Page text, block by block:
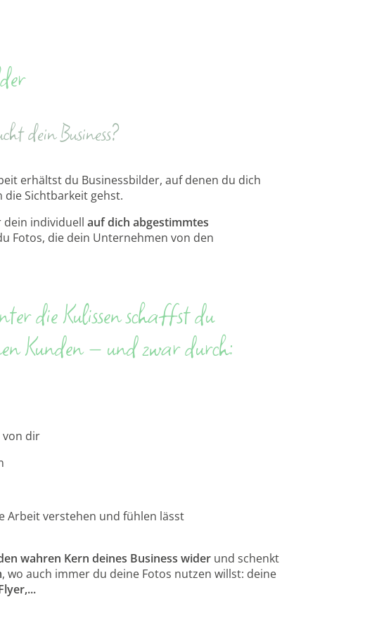
dein Business?
erhältst du Businessbilder, auf denen du dich
Sichtbarkeit gehst.
dein individuell auf dich abgestimmtes
Fotos, die dein Unternehmen von den
die Kulissen schaffst du
Kunden – und zwar durch:
dir
Arbeit verstehen und fühlen lässt
wahren Kern deines Business widerund schenkt
, wo auch immer du deine Fotos nutzen willst: deine